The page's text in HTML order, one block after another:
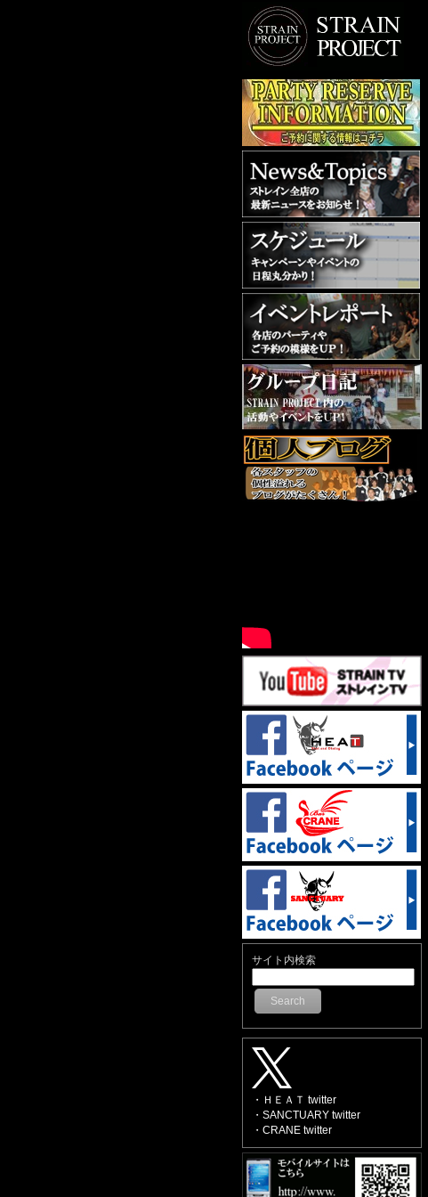
サイト内検索
Search
・ＨＥＡＴ twitter
・SANCTUARY twitter
・CRANE twitter